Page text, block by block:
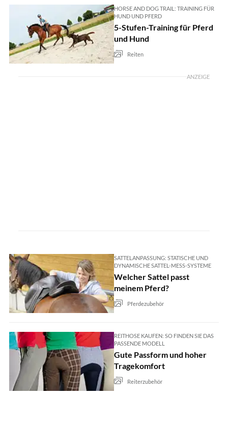
HORSE AND DOG TRAIL: TRAINING FÜR
HUND UND PFERD
5-Stufen-Training für Pferd
und Hund
Reiten
ANZEIGE
SATTELANPASSUNG: STATISCHE UND
DYNAMISCHE SATTEL-MESS-SYSTEME
Welcher Sattel passt
meinem Pferd?
Pferdezubehör
REITHOSE KAUFEN: SO FINDEN SIE DAS
PASSENDE MODELL
Gute Passform und hoher
Tragekomfort
Reiterzubehör